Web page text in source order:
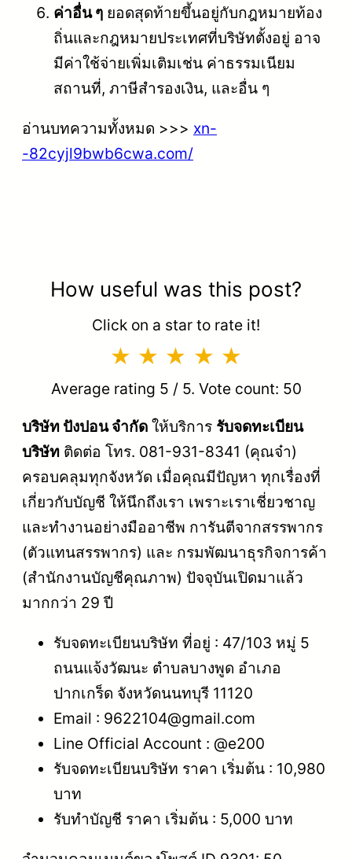
ค่าอื่น ๆ ยอดสุดท้ายขึ้นอยู่กับกฎหมายท้อง
ถิ่นและกฎหมายประเทศที่บริษัทตั้งอยู่ อาจ
มีค่าใช้จ่ายเพิ่มเติมเช่น ค่าธรรมเนียม
สถานที่, ภาษีสำรองเงิน, และอื่น ๆ
อ่านบทความทั้งหมด >>> xn-
-82cyjl9bwb6cwa.com/
How useful was this post?
Click on a star to rate it!
Average rating 5 / 5. Vote count: 50
บริษัท ปังปอน จำกัด ให้บริการ รับจดทะเบียน
บริษัท ติดต่อ โทร. 081-931-8341 (คุณจ๋า)
ครอบคลุมทุกจังหวัด เมื่อคุณมีปัญหา ทุกเรื่องที่
เกี่ยวกับบัญชี ให้นึกถึงเรา เพราะเราเชี่ยวชาญ
และทำงานอย่างมืออาชีพ การันตีจากสรรพากร
(ตัวแทนสรรพากร) และ กรมพัฒนาธุรกิจการค้า
(สำนักงานบัญชีคุณภาพ) ปัจจุบันเปิดมาแล้ว
มากกว่า 29 ปี
รับจดทะเบียนบริษัท ที่อยู่ : 47/103 หมู่ 5
ถนนแจ้งวัฒนะ ตำบลบางพูด อำเภอ
ปากเกร็ด จังหวัดนนทบุรี 11120
Email : 9622104@gmail.com
Line Official Account : @e200
รับจดทะเบียนบริษัท ราคา เริ่มต้น : 10,980
บาท
รับทำบัญชี ราคา เริ่มต้น : 5,000 บาท